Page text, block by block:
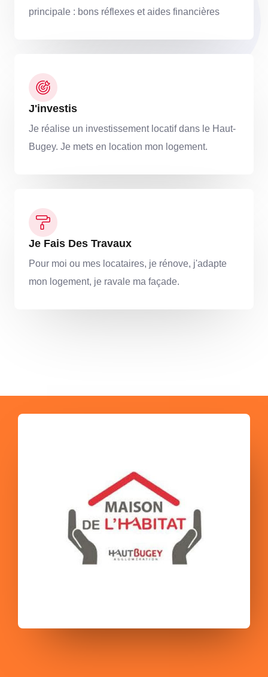
principale : bons réflexes et aides financières
J'investis
Je réalise un investissement locatif dans le Haut-
Bugey. Je mets en location mon logement.
Je Fais Des Travaux
Pour moi ou mes locataires, je rénove, j'adapte
mon logement, je ravale ma façade.